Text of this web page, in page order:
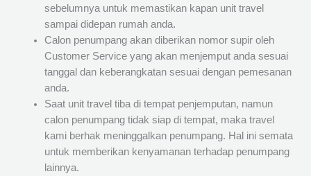
sebelumnya untuk memastikan kapan unit travel
sampai didepan rumah anda.
Calon penumpang akan diberikan nomor supir oleh
Customer Service yang akan menjemput anda sesuai
tanggal dan keberangkatan sesuai dengan pemesanan
anda.
Saat unit travel tiba di tempat penjemputan, namun
calon penumpang tidak siap di tempat, maka travel
kami berhak meninggalkan penumpang. Hal ini semata
untuk memberikan kenyamanan terhadap penumpang
lainnya.